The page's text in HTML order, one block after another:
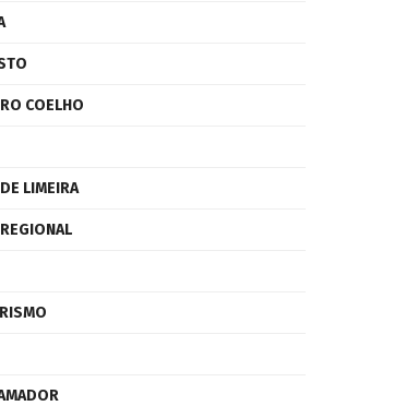
COELHO
LIMEIRA